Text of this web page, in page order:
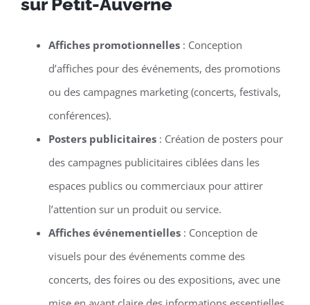
Affiches promotionnelles: Conception
d’affiches pour des événements, des promotions
ou des campagnes marketing (concerts, festivals,
conférences).
Posters publicitaires: Création de posters pour
des campagnes publicitaires ciblées dans les
espaces publics ou commerciaux pour attirer
l’attention sur un produit ou service.
Affiches événementielles: Conception de
visuels pour des événements comme des
concerts, des foires ou des expositions, avec une